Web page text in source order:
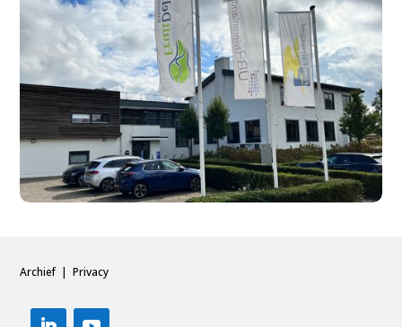
Archief |Privacy